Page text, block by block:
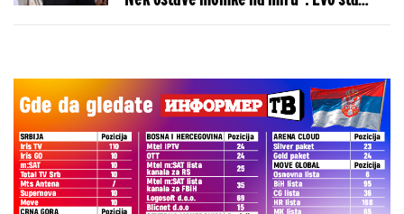
kaže o isključenju golmana!